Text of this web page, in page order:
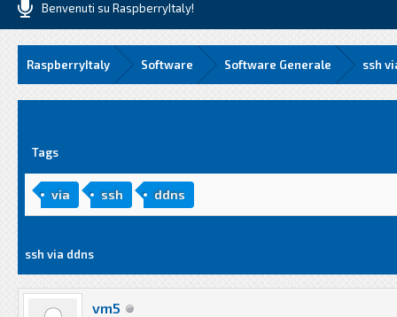
Benvenuti su RaspberryItaly!
RaspberryItaly Software Software Generale ssh
Tags
via ssh ddns
ssh via ddns
vm5